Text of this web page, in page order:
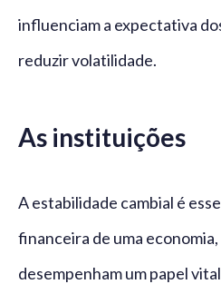
influenciam a expectativa
reduzir volatilidade.
As instituições
A estabilidade cambial é
financeira de uma
desempenham um papel